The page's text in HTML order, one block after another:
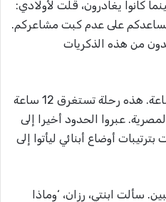
كانوا يغادرون، قلت لأولادي:
سيساعدكم على عدم كبت مشاعركم.
من هذه الذكريات
استغرقت رحلتهم حوالي 50 ساعة. هذه رحلة تستغرق 12 ساعة
عبروا الحدود أخيرا إلى
أوضاع أبنائي ليأتوا إلى
سألت ابنتي، رزان، ‘وماذا